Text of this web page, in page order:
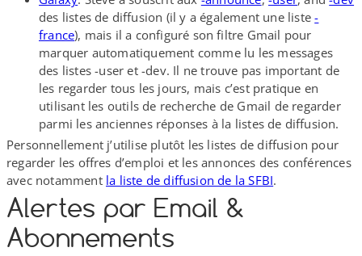
des listes de diffusion (il y a également une liste-
france), mais il a configuré son filtre Gmail pour
marquer automatiquement comme lu les messages
des listes -user et -dev. Il ne trouve pas important de
les regarder tous les jours, mais c’est pratique en
utilisant les outils de recherche de Gmail de regarder
parmi les anciennes réponses à la listes de diffusion.
Personnellement j’utilise plutôt les listes de diffusion pour
regarder les offres d’emploi et les annonces des conférences
avec notamment la liste de diffusion de la SFBI.
Alertes par Email &
Abonnements